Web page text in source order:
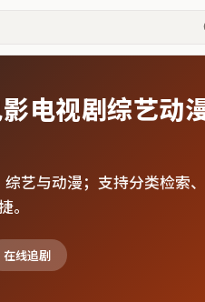
电视剧综艺动
综艺与动漫；支持分类检索
。
在线追剧